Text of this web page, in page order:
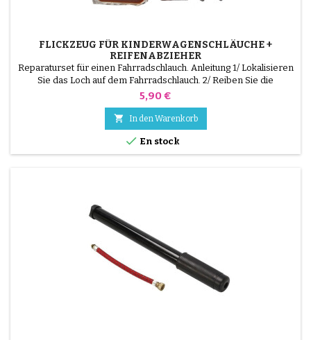
FLICKZEUG FÜR KINDERWAGENSCHLÄUCHE +
REIFENABZIEHER
Reparaturset für einen Fahrradschlauch. Anleitung 1/ Lokalisieren
Sie das Loch auf dem Fahrradschlauch. 2/ Reiben Sie die
Oberfläche, die den Flicken aufnehmen soll, mit dem
die Oberfläche. 4/ Verteilen Sie den Klebstoff gleichmäßig um das
Loch herum. 5/ Warten Sie etwa 1 Minute, bis der...
Preis
5,90 €
 In den Warenkorb
 En stock